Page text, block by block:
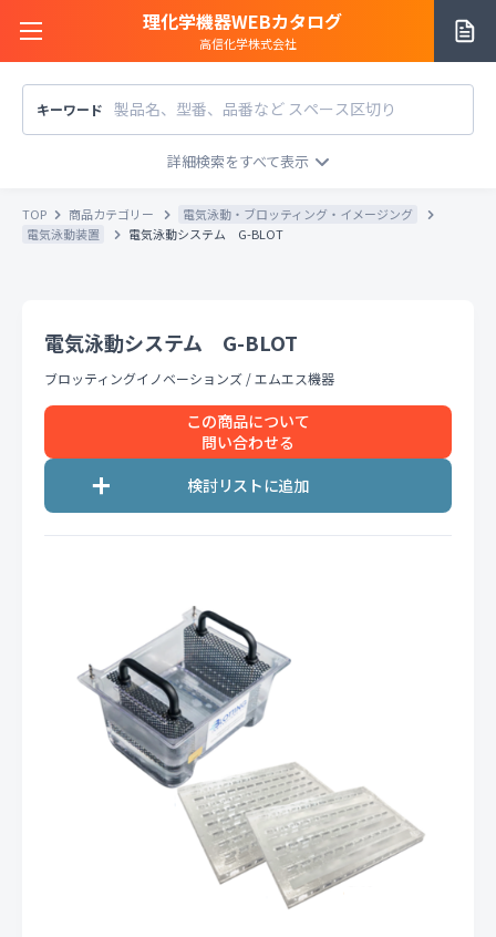
理化学機器WEBカタログ
高信化学株式会社
サイトご利用方法
お知らせ一覧
お問い合わせ
キーワード
メーカー/販売元
税込 税抜 価格「お問い合わせ」を除外
TOP 商品カテゴリー
電気泳動・ブロッティング・イメージング
電気泳動装置
電気泳動システム G-BLOT
電気泳動システム G-BLOT
ブロッティングイノベーションズ /エムエス機器
この商品について
問い合わせる